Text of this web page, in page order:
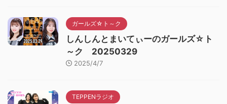
ガールズ☆ト～ク
しんしんとまいてぃーのガールズ☆ト
～ク 20250329
2025/4/7
TEPPENラジオ